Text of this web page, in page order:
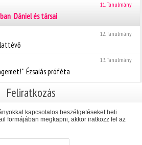
11. Tanulmány
 Dániel és társai
12. Tanulmány
13. Tanulmány
 Ézsaiás próféta
Feliratkozás
kapcsolatos beszélgetéseket heti
formájában megkapni, akkor iratkozz fel az